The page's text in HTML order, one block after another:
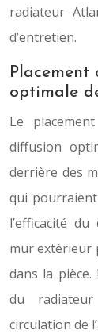
radiateur
d’entretien.
optimale
Le
diffusion
derrière des
qui
l’efficacité
mur extérieur
dans la
du
circulation de